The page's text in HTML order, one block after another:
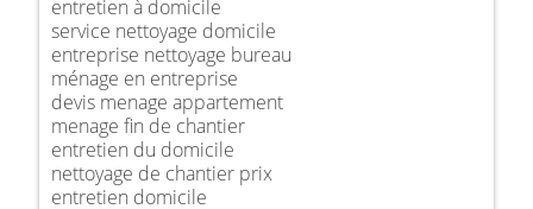
entretien à domicile
service nettoyage domicile
entreprise nettoyage bureau
ménage en entreprise
devis menage appartement
menage fin de chantier
entretien du domicile
nettoyage de chantier prix
entretien domicile